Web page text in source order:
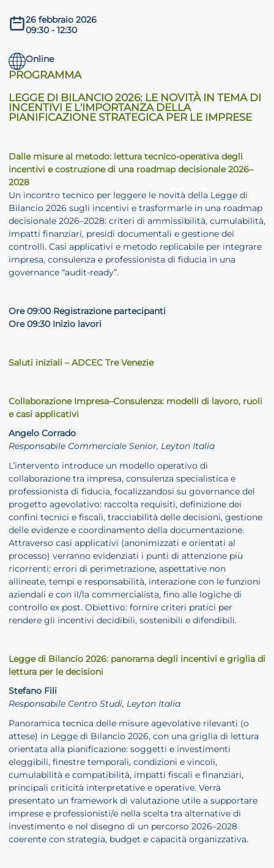
26 febbraio 2026
09:30 - 12:30
Online
PROGRAMMA
LEGGE DI BILANCIO 2026: LE NOVITÀ IN TEMA DI
INCENTIVI E L'IMPORTANZA DELLA
PIANIFICAZIONE STRATEGICA PER LE IMPRESE
Dalle misure al metodo: lettura tecnico-operativa degli
incentivi e costruzione di una roadmap decisionale 2026–
2028
Un incontro tecnico per leggere le novità della Legge di
Bilancio 2026 sugli incentivi e trasformarle in una roadmap
decisionale 2026–2028: criteri di ammissibilità, cumulabilità,
impatti finanziari, presidi documentali e gestione dei
controlli. Casi applicativi e metodo replicabile per integrare
impresa, consulenza e professionista di fiducia in una
governance “audit-ready”.
Ore 09:00 Registrazione partecipanti
Ore 09:30 Inizio lavori
Saluti iniziali – ADCEC Tre Venezie
Collaborazione Impresa–Consulenza: modelli di lavoro, ruoli
e casi applicativi
Angelo Corrado
Responsabile Commerciale Senior, Leyton Italia
L’intervento introduce un modello operativo di
collaborazione tra impresa, consulenza specialistica e
professionista di fiducia, focalizzandosi su governance del
progetto agevolativo: raccolta requisiti, definizione dei
confini tecnici e fiscali, tracciabilità delle decisioni, gestione
delle evidenze e coordinamento della documentazione.
Attraverso casi applicativi (anonimizzati e orientati al
processo) verranno evidenziati i punti di attenzione più
ricorrenti: errori di perimetrazione, aspettative non
allineate, tempi e responsabilità, interazione con le funzioni
aziendali e con il/la commercialista, fino alle logiche di
controllo ex post. Obiettivo: fornire criteri pratici per
rendere gli incentivi decidibili, sostenibili e difendibili.
Legge di Bilancio 2026: panorama degli incentivi e griglia di
lettura per le decisioni
Stefano Fili
Responsabile Centro Studi, Leyton Italia
Panoramica tecnica delle misure agevolative rilevanti (o
attese) in Legge di Bilancio 2026, con una griglia di lettura
orientata alla pianificazione: soggetti e investimenti
eleggibili, finestre temporali, condizioni e vincoli,
cumulabilità e compatibilità, impatti fiscali e finanziari,
principali criticità interpretative e operative. Verrà
presentato un framework di valutazione utile a supportare
imprese e professionisti/e nella scelta tra alternative di
investimento e nel disegno di un percorso 2026–2028
coerente con strategia, budget e capacità organizzativa.